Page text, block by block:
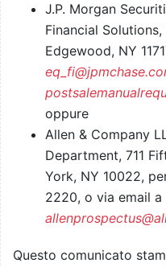
J.P. Morgan
Financial
Edgewood, NY
oppure
Allen & Company
Department, 711
York, NY 10022,
2220, o via email a
Questo comunicato